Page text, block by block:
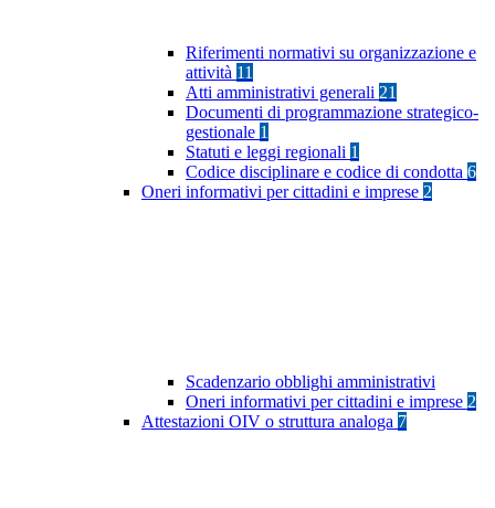
Riferimenti normativi su organizzazione e
attività 11
Atti amministrativi generali 21
Documenti di programmazione strategico-
gestionale 1
Statuti e leggi regionali 1
Codice disciplinare e codice di condotta 6
Oneri informativi per cittadini e imprese 2
Scadenzario obblighi amministrativi
Oneri informativi per cittadini e imprese 2
Attestazioni OIV o struttura analoga 7